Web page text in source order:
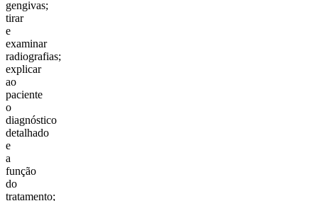
gengivas;
tirar
e
examinar
radiografias;
explicar
ao
paciente
o
diagnóstico
detalhado
e
a
função
do
tratamento;